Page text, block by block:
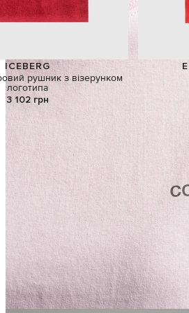
ICEBERG
рушник з візерунком
логотипа
3 102 грн